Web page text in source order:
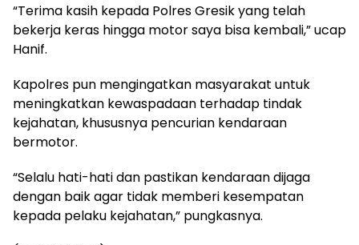
“Terima kasih kepada Polres Gresik yang telah
bekerja keras hingga motor saya bisa kembali,” ucap
Hanif.
Kapolres pun mengingatkan masyarakat untuk
meningkatkan kewaspadaan terhadap tindak
kejahatan, khususnya pencurian kendaraan
bermotor.
“Selalu hati-hati dan pastikan kendaraan dijaga
dengan baik agar tidak memberi kesempatan
kepada pelaku kejahatan,” pungkasnya.